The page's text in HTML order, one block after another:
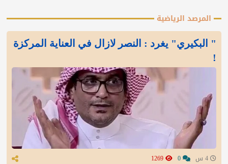
المرصد الرياضية
" البكيري" يغرد : النصر لازال في العناية المركزة
!